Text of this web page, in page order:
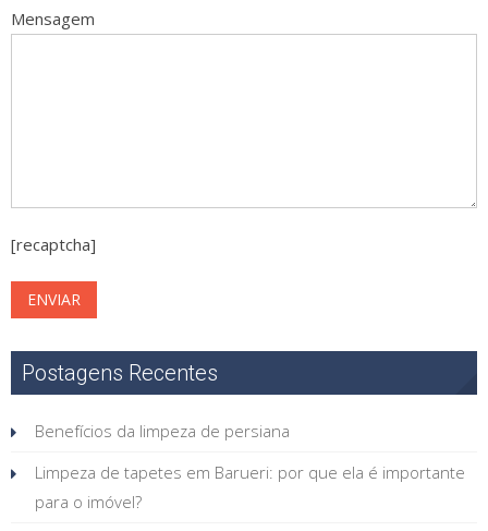
Mensagem
[recaptcha]
Postagens Recentes
Benefícios da limpeza de persiana
Limpeza de tapetes em Barueri: por que ela é importante
para o imóvel?